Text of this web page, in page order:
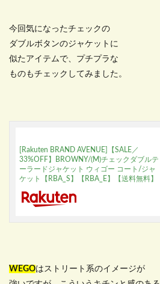
今回気になったチェックの
ダブルボタンのジャケットに
似たアイテムで、プチプラな
ものもチェックしてみました。
[Rakuten BRAND AVENUE]【SALE／
33%OFF】BROWNY/(M)チェックダブルテ
ーラードジャケット ウィゴー コート/ジャ
ケット【RBA_S】【RBA_E】【送料無料】
WEGOはストリート系のイメージが